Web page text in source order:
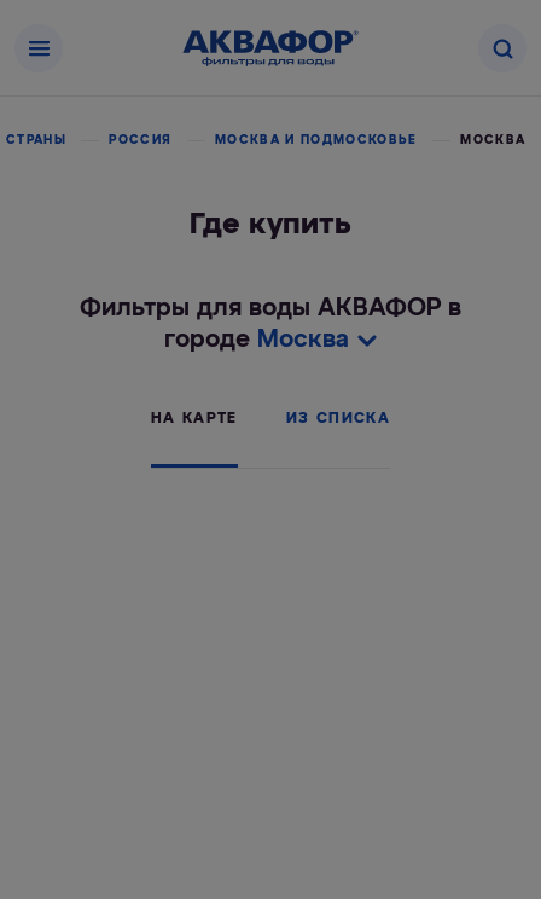
РОССИЯ МОСКВА И ПОДМОСКОВЬЕ МОСКВА
Где купить
Фильтры для воды АКВАФОР в
городе Москва
НА КАРТЕ ИЗ СПИСКА